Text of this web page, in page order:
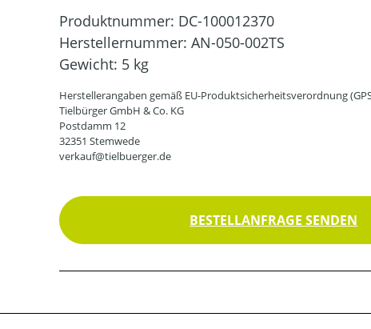
Produktnummer: DC-100012370
Herstellernummer: AN-050-002TS
Gewicht: 5 kg
Herstellerangaben gemäß EU-Produktsicherheitsverordnung
Tielbürger GmbH & Co. KG
Postdamm 12
32351 Stemwede
verkauf@tielbuerger.de
BESTELLANFRAGE SENDEN